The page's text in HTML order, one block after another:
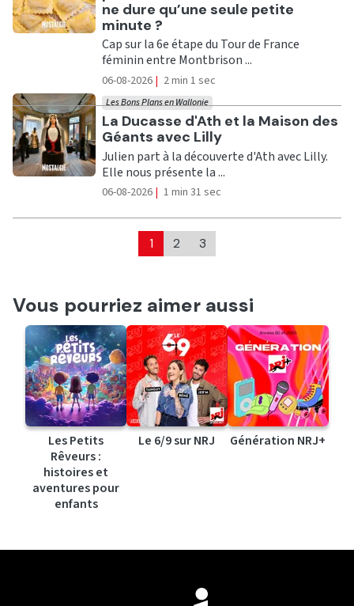
ne dure qu’une seule petite
minute ?
Cap sur la 6e étape du Tour de France
féminin entre Montbrison ...
06-08-2026 | 2 min 1 sec
Ecouter
La Ducasse d'Ath et la Maison des
Géants avec Lilly
Les Bons Plans en Wallonie
Julien part à la découverte d'Ath avec Lilly.
Elle nous présente la ...
06-08-2026 | 1 min 31 sec
1 2 3
Vous pourriez aimer aussi
Les Petits
Rêveurs :
histoires et
aventures pour
enfants
Le 6/9 sur NRJ Génération NRJ+